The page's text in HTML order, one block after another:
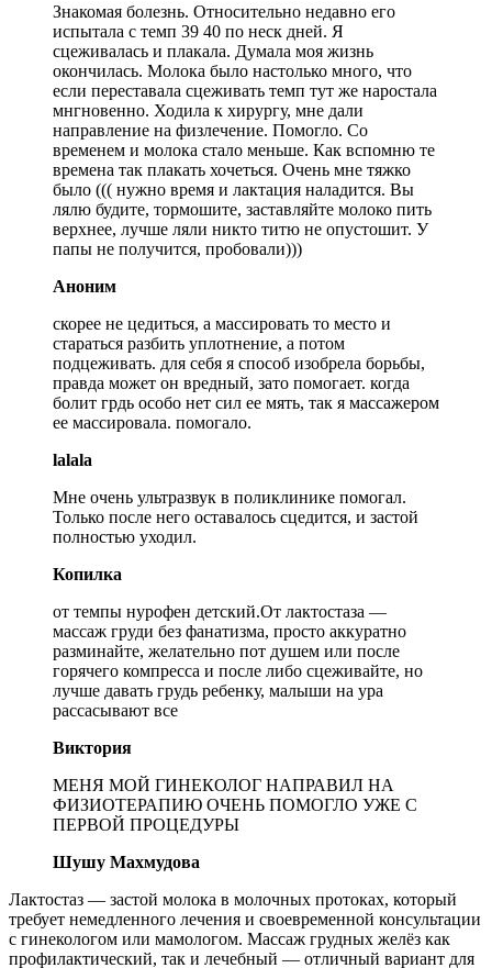
Знакомая болезнь. Относительно недавно его
испытала с темп 39 40 по неск дней. Я
сцеживалась и плакала. Думала моя жизнь
окончилась. Молока было настолько много, что
если переставала сцеживать темп тут же наростала
мнгновенно. Ходила к хирургу, мне дали
направление на физлечение. Помогло. Со
временем и молока стало меньше. Как вспомню те
времена так плакать хочеться. Очень мне тяжко
было ((( нужно время и лактация наладится. Вы
лялю будите, тормошите, заставляйте молоко пить
верхнее, лучше ляли никто титю не опустошит. У
папы не получится, пробовали)))
Аноним
скорее не цедиться, а массировать то место и
стараться разбить уплотнение, а потом
подцеживать. для себя я способ изобрела борьбы,
правда может он вредный, зато помогает. когда
болит грдь особо нет сил ее мять, так я массажером
ее массировала. помогало.
lalala
Мне очень ультразвук в поликлинике помогал.
Только после него оставалось сцедится, и застой
полностью уходил.
Копилка
от темпы нурофен детский.От лактостаза —
массаж груди без фанатизма, просто аккуратно
разминайте, желательно пот душем или после
горячего компресса и после либо сцеживайте, но
лучше давать грудь ребенку, малыши на ура
рассасывают все
Виктория
МЕНЯ МОЙ ГИНЕКОЛОГ НАПРАВИЛ НА
ФИЗИОТЕРАПИЮ ОЧЕНЬ ПОМОГЛО УЖЕ С
ПЕРВОЙ ПРОЦЕДУРЫ
Шушу Махмудова
Лактостаз — застой молока в молочных протоках, который
требует немедленного лечения и своевременной консультации
с гинекологом или мамологом. Массаж грудных желёз как
профилактический, так и лечебный — отличный вариант для